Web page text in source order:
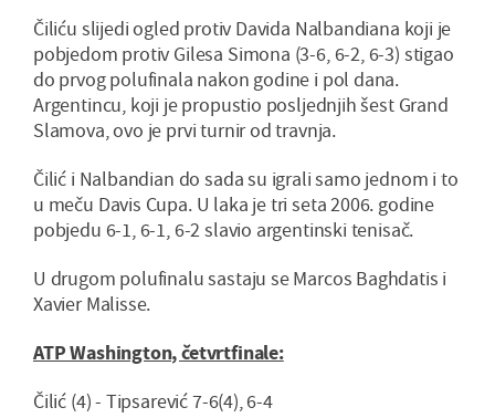
Čiliću slijedi ogled protiv Davida Nalbandiana koji je
pobjedom protiv Gilesa Simona (3-6, 6-2, 6-3) stigao
do prvog polufinala nakon godine i pol dana.
Argentincu, koji je propustio posljednjih šest Grand
Slamova, ovo je prvi turnir od travnja.
Čilić i Nalbandian do sada su igrali samo jednom i to
u meču Davis Cupa. U laka je tri seta 2006. godine
pobjedu 6-1, 6-1, 6-2 slavio argentinski tenisač.
U drugom polufinalu sastaju se Marcos Baghdatis i
Xavier Malisse.
ATP Washington, četvrtfinale:
Čilić (4) - Tipsarević 7-6(4), 6-4